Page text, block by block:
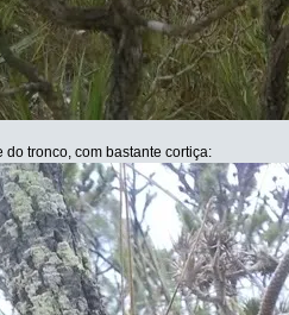
do tronco, com bastante cortiça: